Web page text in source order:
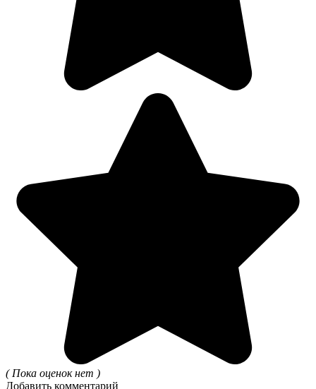
( Пока оценок нет )
Добавить комментарий